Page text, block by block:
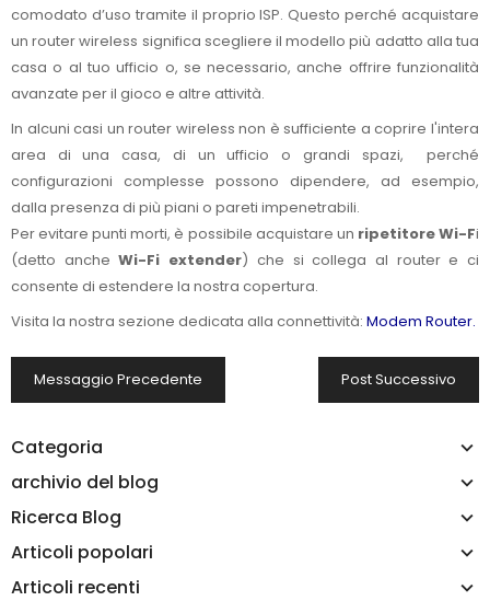
comodato d’uso tramite il proprio ISP. Questo perché acquistare
un router wireless significa scegliere il modello più adatto alla tua
casa o al tuo ufficio o, se necessario, anche offrire funzionalità
avanzate per il gioco e altre attività.
In alcuni casi un router wireless non è sufficiente a coprire l'intera
area di una casa, di un ufficio o grandi spazi, perché
configurazioni complesse possono dipendere, ad esempio,
dalla presenza di più piani o pareti impenetrabili.
Per evitare punti morti, è possibile acquistare un ripetitore Wi-Fi
(detto anche Wi-Fi extender) che si collega al router e ci
consente di estendere la nostra copertura.
Visita la nostra sezione dedicata alla connettività: Modem Router.
Messaggio Precedente Post Successivo
Categoria
archivio del blog
Ricerca Blog
Articoli popolari
Articoli recenti